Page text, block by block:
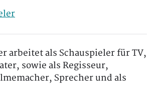
arbeitet als Schauspieler für TV,
sowie als Regisseur,
Sprecher und als